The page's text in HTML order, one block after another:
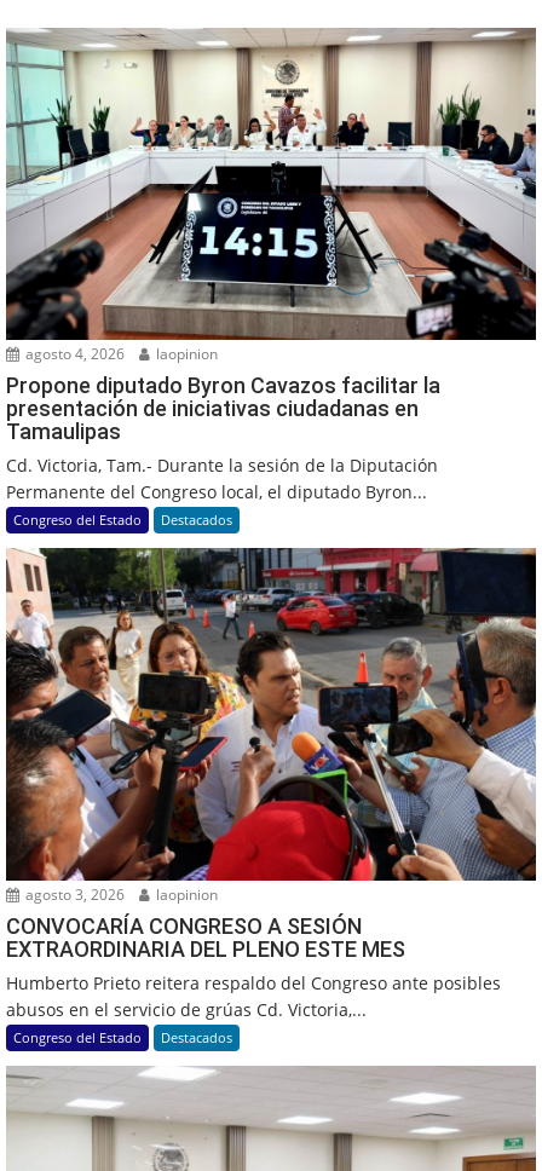
agosto 4, 2026 laopinion
Propone diputado Byron Cavazos facilitar la
presentación de iniciativas ciudadanas en
Tamaulipas
Cd. Victoria, Tam.- Durante la sesión de la Diputación
Permanente del Congreso local, el diputado Byron...
Congreso del Estado Destacados
agosto 3, 2026 laopinion
CONVOCARÍA CONGRESO A SESIÓN
EXTRAORDINARIA DEL PLENO ESTE MES
Humberto Prieto reitera respaldo del Congreso ante posibles
abusos en el servicio de grúas Cd. Victoria,...
Congreso del Estado Destacados